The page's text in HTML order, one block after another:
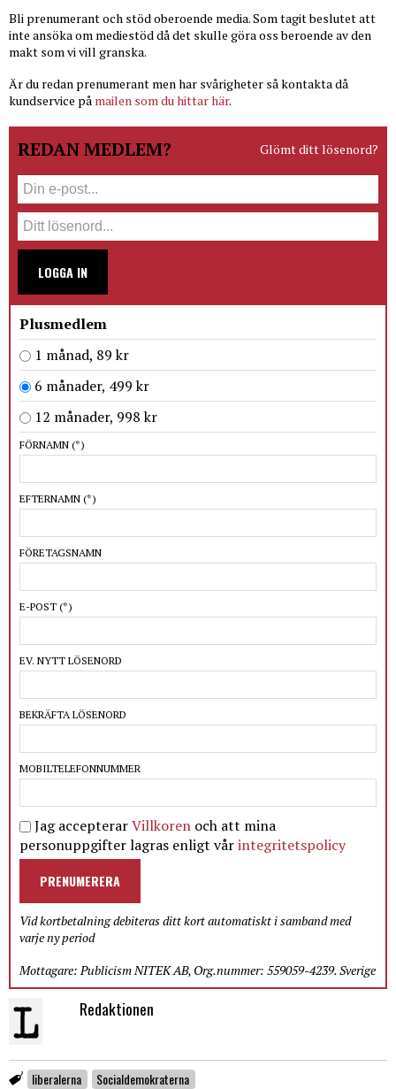
Bli prenumerant och stöd oberoende media. Som tagit beslutet att
inte ansöka om mediestöd då det skulle göra oss beroende av den
makt som vi vill granska.
Är du redan prenumerant men har svårigheter så kontakta då
kundservice på mailen som du hittar här.
REDAN MEDLEM? Glömt ditt lösenord?
LOGGA IN
Plusmedlem
1 månad, 89 kr
6 månader, 499 kr
12 månader, 998 kr
FÖRNAMN (*)
EFTERNAMN (*)
FÖRETAGSNAMN
E-POST (*)
EV. NYTT LÖSENORD
BEKRÄFTA LÖSENORD
MOBILTELEFONNUMMER
Jag accepterarVillkoren och att mina
personuppgifter lagras enligt vårintegritetspolicy
PRENUMERERA
Vid kortbetalning debiteras ditt kort automatiskt i samband med
varje ny period
Mottagare: Publicism NITEK AB, Org.nummer: 559059-4239. Sverige
Redaktionen
liberalerna Socialdemokraterna